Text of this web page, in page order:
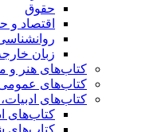
حقوق
اقتصاد و
زبان
کتاب‌های هنر و
کتاب‌های
کتاب‌های
کتاب‌های
کتاب‌های